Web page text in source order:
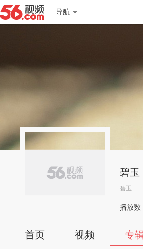
导航
碧玉
碧玉
播放数
首页 视频 专